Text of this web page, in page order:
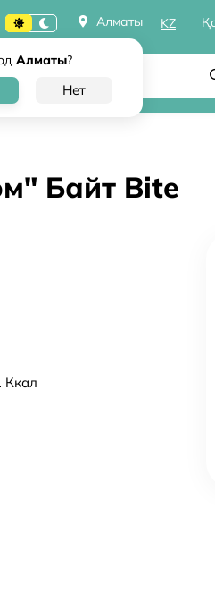
Алматы
Алматы?
KZ
Байт Bite
Ккал